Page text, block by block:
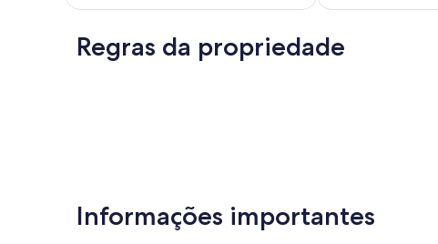
avaliação)
Perdizes
Extraordinária,
(1
Regras da propriedade
Informações importantes